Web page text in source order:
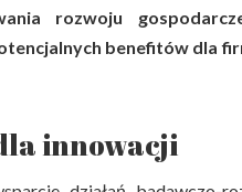
rozwoju
benefitów dla
innowacji